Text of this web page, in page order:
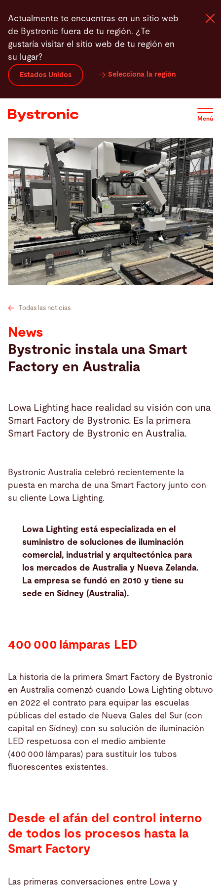
contenido
principal
Actualmente te encuentras en un sitio web
de Bystronic fuera de tu región. ¿Te
gustaría visitar el sitio web de tu región en
su lugar?
Estados Unidos Selecciona la región
Menú
Máquinas y Software
Servicios
Sala de prensa
Empresa
Buscar
Estados Unidos · EspañolContacto myBystronic
Todas las noticias
News
Bystronic instala una Smart
Factory en Australia
Lowa Lighting hace realidad su visión con una
Smart Factory de Bystronic. Es la primera
Smart Factory de Bystronic en Australia.
Bystronic Australia celebró recientemente la
puesta en marcha de una Smart Factory junto con
su cliente Lowa Lighting.
Lowa Lighting está especializada en el
suministro de soluciones de iluminación
comercial, industrial y arquitectónica para
los mercados de Australia y Nueva Zelanda.
La empresa se fundó en 2010 y tiene su
sede en Sídney (Australia).
400 000 lámparas LED
La historia de la primera Smart Factory de Bystronic
en Australia comenzó cuando Lowa Lighting obtuvo
en 2022 el contrato para equipar las escuelas
públicas del estado de Nueva Gales del Sur (con
capital en Sídney) con su solución de iluminación
LED respetuosa con el medio ambiente
(400 000 lámparas) para sustituir los tubos
fluorescentes existentes.
Desde el afán del control interno
de todos los procesos hasta la
Smart Factory
Las primeras conversaciones entre Lowa y